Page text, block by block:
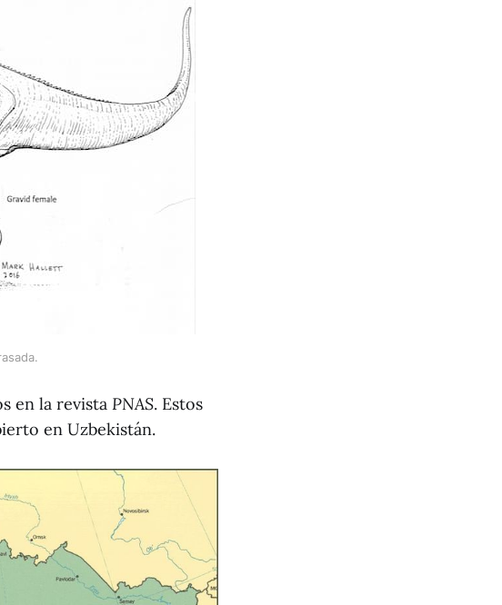
en la revista PNAS. Estos
en Uzbekistán.